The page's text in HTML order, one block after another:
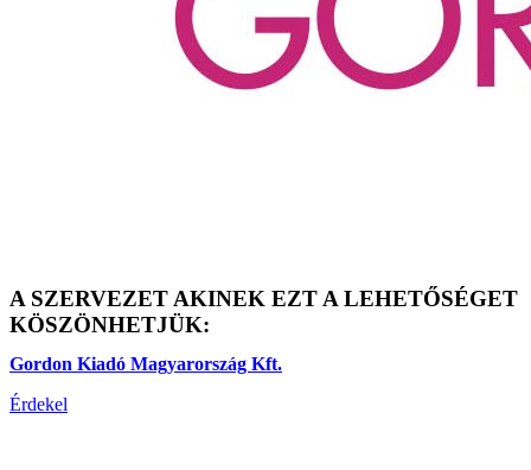
A SZERVEZET AKINEK EZT A LEHETŐSÉGET
KÖSZÖNHETJÜK:
Gordon Kiadó Magyarország Kft.
Érdekel